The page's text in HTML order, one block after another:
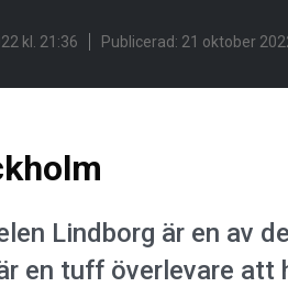
kl. 21:36 Publicerad: 21 oktober
Lindborg är en av
en tuff överlevare att